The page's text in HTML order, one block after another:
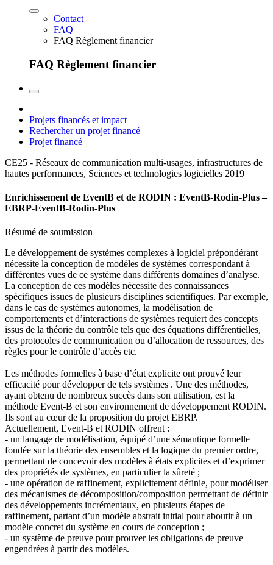
Contact
FAQ
FAQ Règlement financier
FAQ Règlement financier
Projets financés et impact
Rechercher un projet financé
Projet financé
CE25 - Réseaux de communication multi-usages, infrastructures de
hautes performances, Sciences et technologies logicielles 2019
Enrichissement de EventB et de RODIN : EventB-Rodin-Plus –
EBRP-EventB-Rodin-Plus
Résumé de soumission
Le développement de systèmes complexes à logiciel prépondérant
nécessite la conception de modèles de systèmes correspondant à
différentes vues de ce système dans différents domaines d’analyse.
La conception de ces modèles nécessite des connaissances
spécifiques issues de plusieurs disciplines scientifiques. Par exemple,
dans le cas de systèmes autonomes, la modélisation de
comportements et d’interactions de systèmes requiert des concepts
issus de la théorie du contrôle tels que des équations différentielles,
des protocoles de communication ou d’allocation de ressources, des
règles pour le contrôle d’accès etc.
Les méthodes formelles à base d’état explicite ont prouvé leur
efficacité pour développer de tels systèmes . Une des méthodes,
ayant obtenu de nombreux succès dans son utilisation, est la
méthode Event-B et son environnement de développement RODIN.
Ils sont au cœur de la proposition du projet EBRP.
Actuellement, Event-B et RODIN offrent :
- un langage de modélisation, équipé d’une sémantique formelle
fondée sur la théorie des ensembles et la logique du premier ordre,
permettant de concevoir des modèles à états explicites et d’exprimer
des propriétés de systèmes, en particulier la sûreté ;
- une opération de raffinement, explicitement définie, pour modéliser
des mécanismes de décomposition/composition permettant de définir
des développements incrémentaux, en plusieurs étapes de
raffinement, partant d’un modèle abstrait initial pour aboutir à un
modèle concret du système en cours de conception ;
- un système de preuve pour prouver les obligations de preuve
engendrées à partir des modèles.